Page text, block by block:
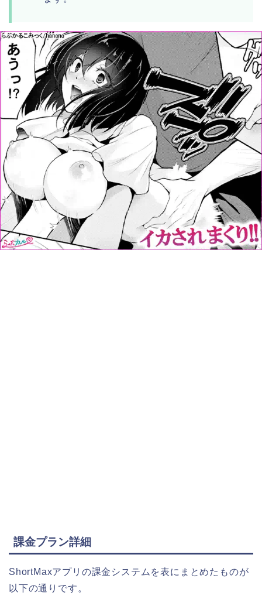
課金プラン詳細
ShortMaxアプリの課金システムを表にまとめたものが
以下の通りです。